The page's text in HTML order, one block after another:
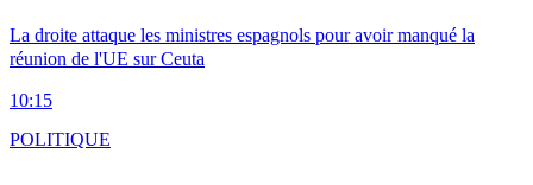
La droite attaque les ministres espagnols pour avoir manqué la
réunion de l'UE sur Ceuta
10:15
POLITIQUE